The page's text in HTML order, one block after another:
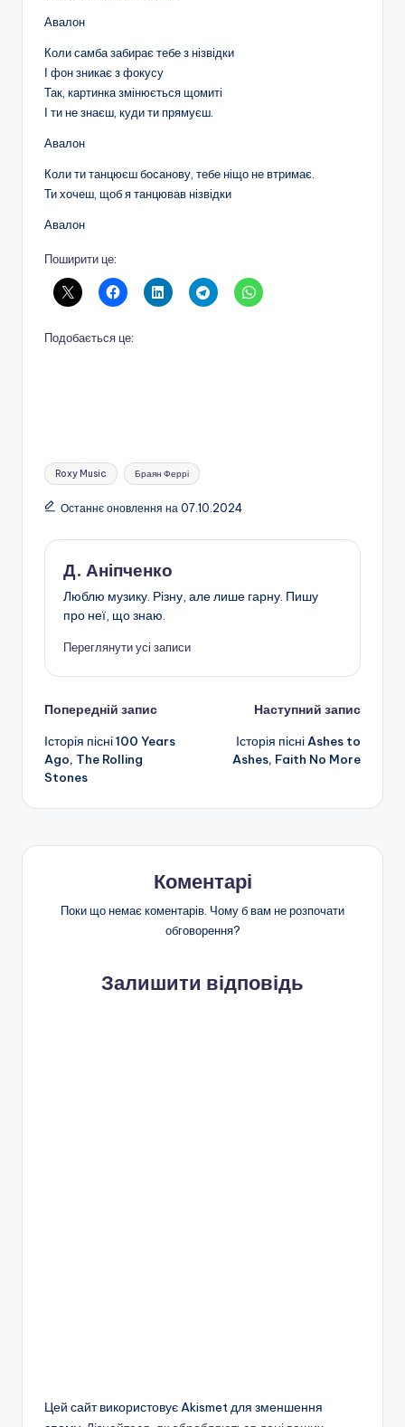
Авалон
Коли самба забирає тебе з нізвідки
І фон зникає з фокусу
Так, картинка змінюється щомиті
І ти не знаєш, куди ти прямуєш.
Авалон
Коли ти танцюєш босанову, тебе ніщо не втримає.
Ти хочеш, щоб я танцював нізвідки
Авалон
Поширити це:
Подобається це:
Позначки:
Roxy Music Браян Феррі
Останнє оновлення на 07.10.2024
Д. Аніпченко
Люблю музику. Різну, але лише гарну. Пишу
про неї, що знаю.
Переглянути усі записи
Навігація
по
запису
Попередній запис
Історія пісні 100 Years
Ago, The Rolling
Stones
Наступний запис
Історія пісні Ashes to
Ashes, Faith No More
Коментарі
Поки що немає коментарів. Чому б вам не розпочати
обговорення?
Залишити відповідь
Цей сайт використовує Akismet для зменшення